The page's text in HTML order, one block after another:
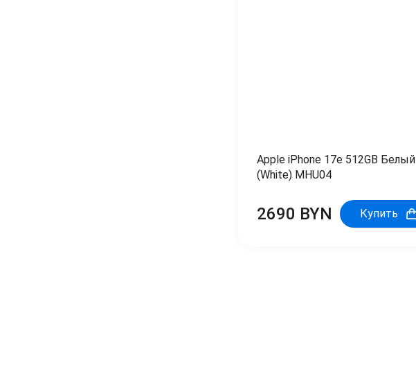
Apple iPhone 17e 512GB Белый
(White) MHU04
2690 BYN Купить